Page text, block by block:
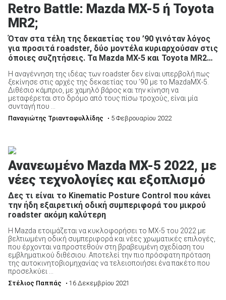
Retro Battle: Mazda MX-5 ή Toyota
MR2;
Όταν στα τέλη της δεκαετίας του ’90 γινόταν λόγος
για προσιτά roadster, δύο μοντέλα κυριαρχούσαν στις
όποιες συζητήσεις. Τα Mazda MX-5 και Toyota MR2…
Η αναγέννηση της ιδέας των roadster δεν είναι υπερβολή πως
ξεκίνησε στις αρχές της δεκαετίας του ’90 με το MazdaMX-5.
Διθέσιο κάμπριο, με χαμηλό βάρος και την κίνηση να
μεταφέρεται στο δρόμο από τους πίσω τροχούς, είναι μία
συνταγή που ...
Παναγιώτης Τριανταφυλλίδης • 5 Φεβρουαρίου 2022
Ανανεωμένο Mazda MX-5 2022, με
νέες τεχνολογίες και εξοπλισμό
Δες τι είναι το Kinematic Posture Control που κάνει
την ήδη εξαιρετική οδική συμπεριφορά του μικρού
roadster ακόμη καλύτερη
Η Mazda ετοιμάζεται να κυκλοφορήσει το MX-5 του 2022 με
βελτιωμένη οδική συμπεριφορά και νέες χρωματικές επιλογές,
που έρχονται να προστεθούν στη βραβευμένη σχεδίαση του
εμβληματικού διθέσιου. Αποτελεί την πιο πρόσφατη πρόταση
της αυτοκινητοβιομηχανίας να τελειοποιήσει ένα πακέτο που
προσελκύει ...
Στέλιος Παππάς • 16 Δεκεμβρίου 2021